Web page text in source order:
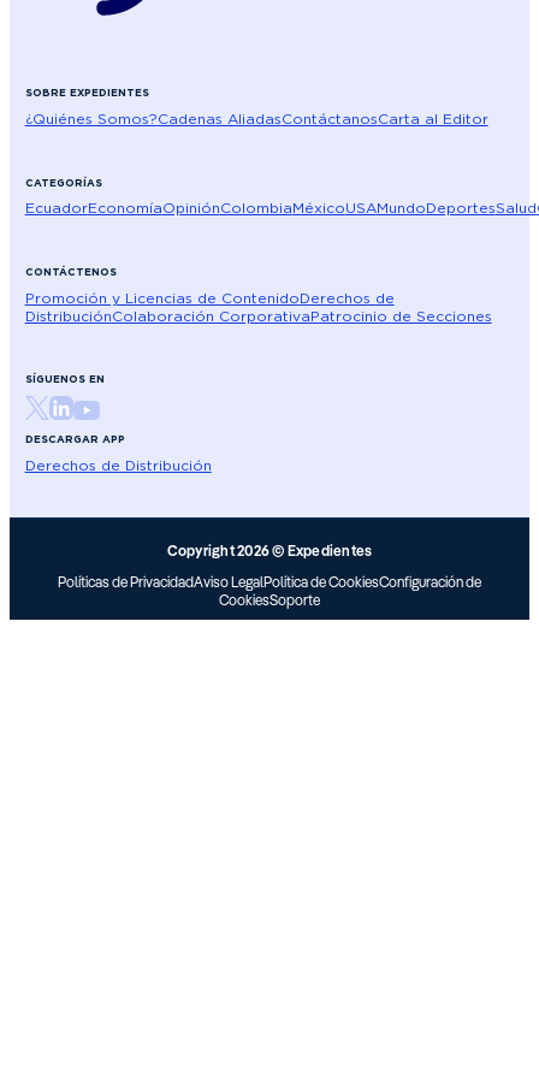
SOBRE EXPEDIENTES
¿Quiénes Somos?Cadenas AliadasContáctanosCarta al Editor
CATEGORÍAS
EcuadorEconomíaOpiniónColombiaMéxicoUSAMundoDeportesSalud
CONTÁCTENOS
Promoción y Licencias de ContenidoDerechos de
DistribuciónColaboración CorporativaPatrocinio de Secciones
SÍGUENOS EN
DESCARGAR APP
Derechos de Distribución
Copyright 2026 © Expedientes
Políticas de PrivacidadAviso LegalPolítica de CookiesConfiguración de
CookiesSoporte